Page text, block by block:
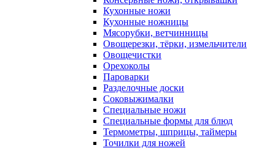
Кухонные ножи
Кухонные ножницы
Мясорубки, ветчинницы
Овощерезки, тёрки, измельчители
Овощечистки
Орехоколы
Пароварки
Разделочные доски
Соковыжималки
Специальные ножи
Специальные формы для блюд
Термометры, шприцы, таймеры
Точилки для ножей